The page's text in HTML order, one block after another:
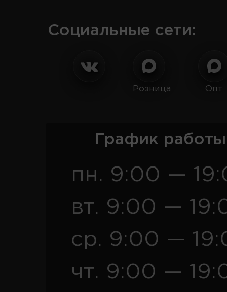
Социальные сети:
Розница Опт
График
пн. 9:00 —
вт. 9:00 —
ср. 9:00 —
чт. 9:00 —